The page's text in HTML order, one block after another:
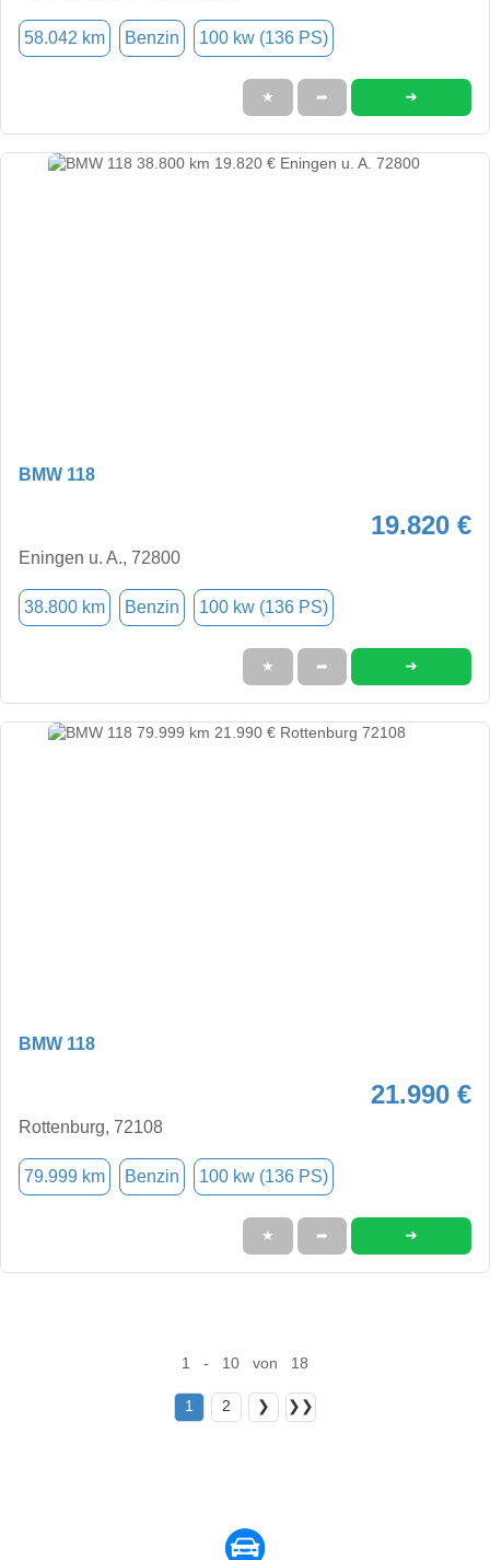
58.042 km Benzin 100 kw (136 PS)
★ ➦ ➜
BMW 118
19.820 €
Eningen u. A., 72800
38.800 km Benzin 100 kw (136 PS)
★ ➦ ➜
BMW 118
21.990 €
Rottenburg, 72108
79.999 km Benzin 100 kw (136 PS)
★ ➦ ➜
1 - 10 von 18
1 2 ❯ ❯❯